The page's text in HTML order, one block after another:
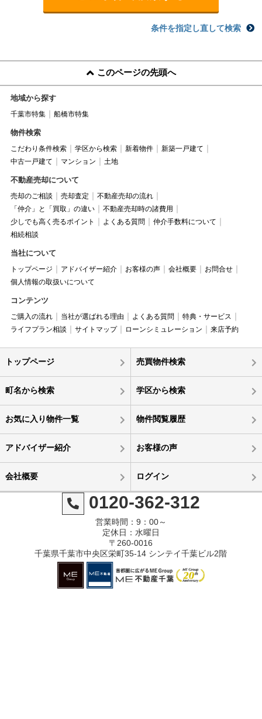
条件を指定し直して検索
このページの先頭へ
地域から探す
千葉市特集 船橋市特集
物件検索
こだわり条件検索 学区から検索 新着物件
新築一戸建て
中古一戸建て
マンション 土地
不動産売却について
売却のご相談 売却査定
不動産売却の流れ
「仲介」と「買取」の違い
不動産売却時の諸費用
少しでも高く売るポイント
よくある質問
仲介手数料について
相続相談
当社について
トップページ アドバイザー紹介 お客様の声 会社概要
お問合せ
個人情報の取扱いについて
コンテンツ
ご購入の流れ 当社が選ばれる理由 よくある質問
特典・サービス
ライフプラン相談
サイトマップ ローンシミュレーション 来店予約
トップページ 売買物件検索
町名から検索 学区から検索
お気に入り物件一覧 物件閲覧履歴
アドバイザー紹介 お客様の声
会社概要 ログイン
0120-362-312
営業時間：9：00～
定休日：水曜日
〒260-0016
千葉県千葉市中央区栄町35-14 シンテイ千葉ビル2階